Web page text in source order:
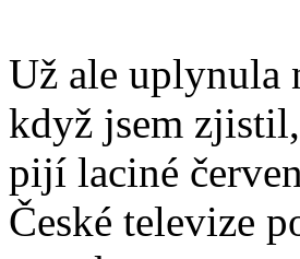
Už ale uplynula
když jsem
pijí laciné
České televize